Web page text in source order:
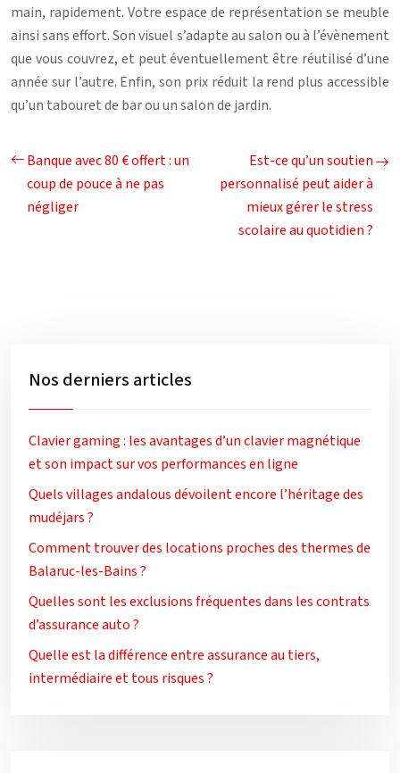
main, rapidement. Votre espace de représentation se meuble
ainsi sans effort. Son visuel s’adapte au salon ou à l’évènement
que vous couvrez, et peut éventuellement être réutilisé d’une
année sur l’autre. Enfin, son prix réduit la rend plus accessible
qu’un tabouret de bar ou un salon de jardin.
Banque avec 80 € offert : un
coup de pouce à ne pas
négliger
Est-ce qu’un soutien
personnalisé peut aider à
mieux gérer le stress
scolaire au quotidien ?
Nos derniers articles
Clavier gaming : les avantages d’un clavier magnétique
et son impact sur vos performances en ligne
Quels villages andalous dévoilent encore l’héritage des
mudéjars ?
Comment trouver des locations proches des thermes de
Balaruc-les-Bains ?
Quelles sont les exclusions fréquentes dans les contrats
d’assurance auto ?
Quelle est la différence entre assurance au tiers,
intermédiaire et tous risques ?